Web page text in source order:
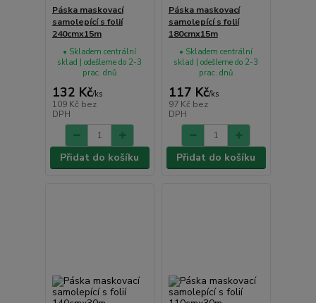
Páska maskovací
samolepící s folií
240cmx15m
132 Kč/ks
109 Kč bez
DPH
• Skladem centrální
sklad | odešleme do 2-3
prac. dnů
Přidat do košíku
Páska maskovací
samolepící s folií
180cmx15m
117 Kč/ks
97 Kč bez
DPH
• Skladem centrální
sklad | odešleme do 2-3
prac. dnů
Přidat do košíku